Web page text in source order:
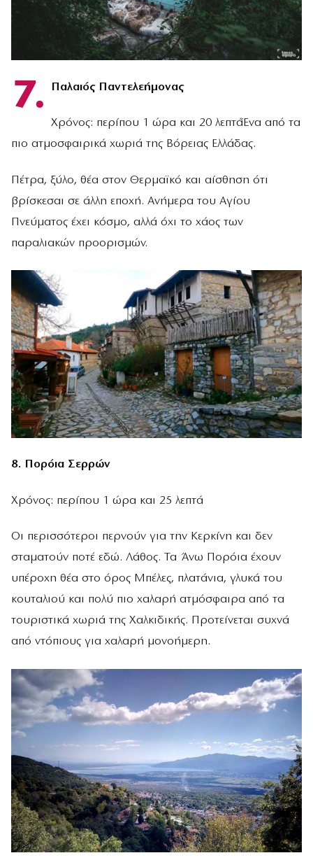
7. Παλαιός Παντελεήμονας
Χρόνος: περίπου 1 ώρα και 20 λεπτάΈνα από τα
πιο ατμοσφαιρικά χωριά της Βόρειας Ελλάδας.
Πέτρα, ξύλο, θέα στον Θερμαϊκό και αίσθηση ότι
βρίσκεσαι σε άλλη εποχή. Ανήμερα του Αγίου
Πνεύματος έχει κόσμο, αλλά όχι το χάος των
παραλιακών προορισμών.
8. Πορόια Σερρών
Χρόνος: περίπου 1 ώρα και 25 λεπτά
Οι περισσότεροι περνούν για την Κερκίνη και δεν
σταματούν ποτέ εδώ. Λάθος. Τα Άνω Πορόια έχουν
υπέροχη θέα στο όρος Μπέλες, πλατάνια, γλυκά του
κουταλιού και πολύ πιο χαλαρή ατμόσφαιρα από τα
τουριστικά χωριά της Χαλκιδικής. Προτείνεται συχνά
από ντόπιους για χαλαρή μονοήμερη.